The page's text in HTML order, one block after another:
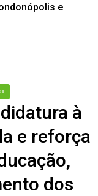
e
à
e reforça
dos